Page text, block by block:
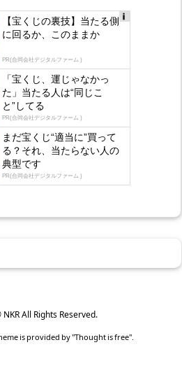
gly
【宝くじの裏技】当たる側
に回るか、このままか
PR(合同会社デジタルファーム )
「宝くじ、運じゃなかっ
た」当たる人は“同じこ
と”してる
PR(合同会社デジタルファーム )
まだ宝くじ“適当に”買って
る？それ、当たらない人の
典型です
PR(合同会社デジタルファーム )
NKRAll Rights Reserved.
is provided by "Thought is free".